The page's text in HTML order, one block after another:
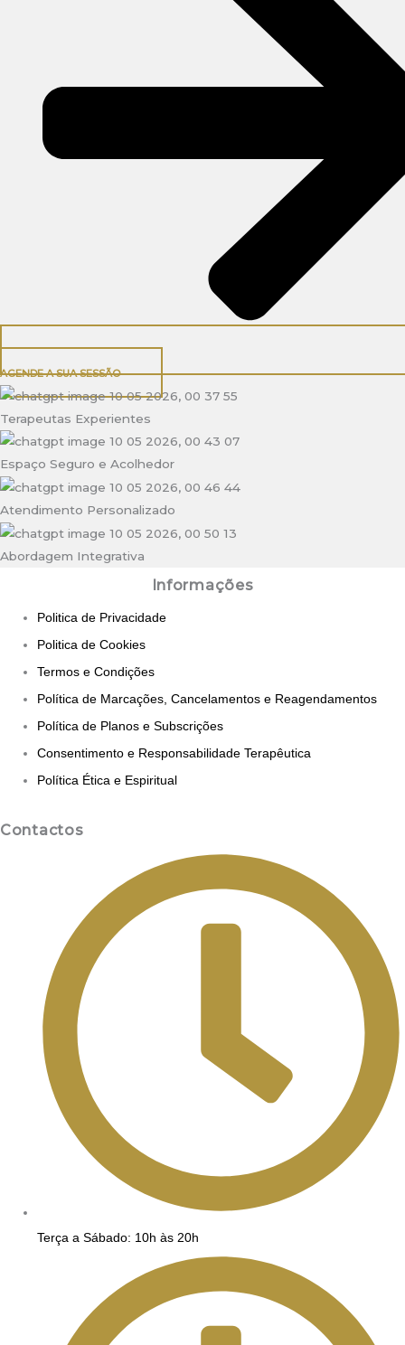
AGENDE A SUA SESSÃO
Terapeutas Experientes
Espaço Seguro e Acolhedor
Atendimento Personalizado
Abordagem Integrativa
Informações
Politica de Privacidade
Politica de Cookies
Termos e Condições
Política de Marcações, Cancelamentos e Reagendamentos
Política de Planos e Subscrições
Consentimento e Responsabilidade Terapêutica
Política Ética e Espiritual
Contactos
Terça a Sábado: 10h às 20h